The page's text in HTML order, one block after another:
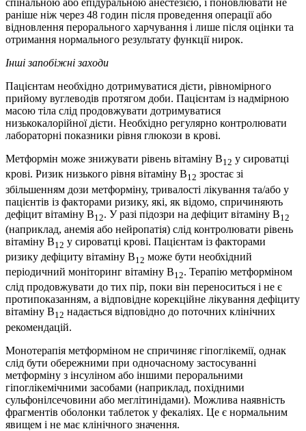
спінальною або епідуральною анестезією, і поновлювати не
раніше ніж через 48 годин після проведення операції або
відновлення перорального харчування і лише після оцінки та
отримання нормального результату функції нирок.
Інші запобіжні заходи
Пацієнтам необхідно дотримуватися дієти, рівномірного
прийому вуглеводів протягом доби. Пацієнтам із надмірною
масою тіла слід продовжувати дотримуватися
низькокалорійної дієти. Необхідно регулярно контролювати
лабораторні показники рівня глюкози в крові.
Метформін може знижувати рівень вітаміну В12 у сироватці
крові. Ризик низького рівня вітаміну B12 зростає зі
збільшенням дози метформіну, тривалості лікування та/або у
пацієнтів із факторами ризику, які, як відомо, спричиняють
дефіцит вітаміну B12. У разі підозри на дефіцит вітаміну В12
(наприклад, анемія або нейропатія) слід контролювати рівень
вітаміну В12 у сироватці крові. Пацієнтам із факторами
ризику дефіциту вітаміну В12 може бути необхідний
періодичний моніторинг вітаміну В12. Терапію метформіном
слід продовжувати до тих пір, поки він переноситься і не є
протипоказанням, а відповідне корекційне лікування дефіциту
вітаміну B12 надається відповідно до поточних клінічних
рекомендацій.
Монотерапія метформіном не спричиняє гіпоглікемії, однак
слід бути обережними при одночасному застосуванні
метформіну з інсуліном або іншими пероральними
гіпоглікемічними засобами (наприклад, похідними
сульфонілсечовини або меглітинідами). Можлива наявність
фрагментів оболонки таблеток у фекаліях. Це є нормальним
явищем і не має клінічного значення.